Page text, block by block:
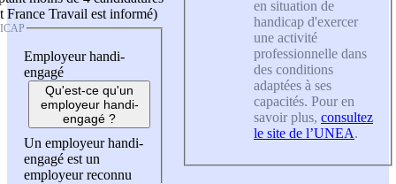
France Travail est informé)
Employeur handi-
engagé
Qu'est-ce qu'un
employeur handi-
engagé ?
Un employeur handi-
engagé est un
employeur reconnu
en situation de
handicap d'exercer
une activité
professionnelle dans
des conditions
adaptées à ses
capacités. Pour en
savoir plus, consultez
le site de l’UNEA.